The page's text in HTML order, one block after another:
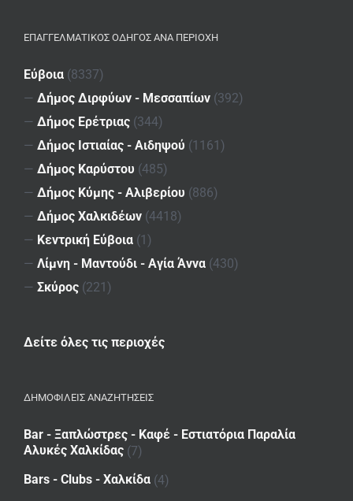
ΕΠΑΓΓΕΛΜΑΤΙΚΌΣ ΟΔΗΓΌΣ ΑΝΆ ΠΕΡΙΟΧΉ
Εύβοια (8337)
— Δήμος Διρφύων - Μεσσαπίων (392)
— Δήμος Ερέτριας (344)
— Δήμος Ιστιαίας - Αιδηψού (1161)
— Δήμος Καρύστου (485)
— Δήμος Κύμης - Αλιβερίου (886)
— Δήμος Χαλκιδέων (4418)
— Κεντρική Εύβοια (1)
— Λίμνη - Μαντούδι - Αγία Άννα (430)
— Σκύρος (221)
Δείτε όλες τις περιοχές
ΔΗΜΟΦΙΛΕΙΣ ΑΝΑΖΗΤΗΣΕΙΣ
Bar - Ξαπλώστρες - Καφέ - Εστιατόρια Παραλία
Αλυκές Χαλκίδας (7)
Bars - Clubs - Χαλκίδα (4)